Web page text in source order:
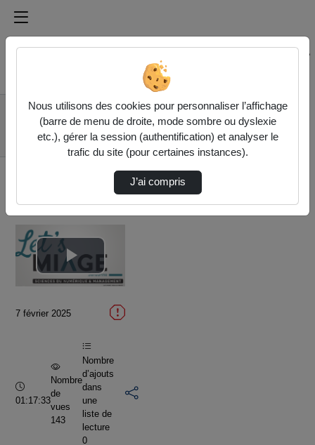
Médiathèque de l'université Paris
Rechercher un média sur Médiathèque de l'université
Accueil
Vidéos
Réunion
d'information MIAGE
Sorbonne L3 app/…
Lire
la
vidéo
7 février 2025
Durée :
01:17:33
Nombre
de
vues
143
Nombre
d’ajouts
dans
une
liste de
lecture
0
Nous utilisons des cookies pour personnaliser l’affichage
(barre de menu de droite, mode sombre ou dyslexie
etc.), gérer la session (authentification) et analyser le
trafic du site (pour certaines instances).
J’ai compris